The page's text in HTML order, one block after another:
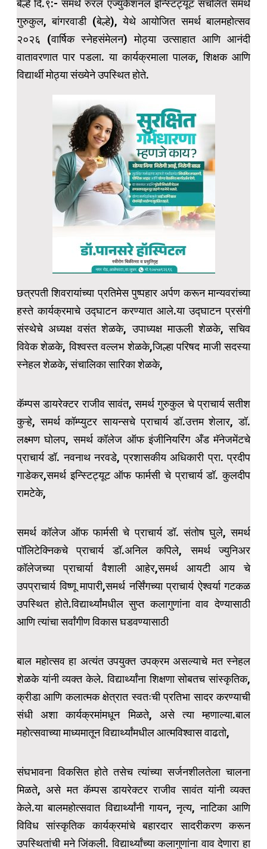
बेल्हे दि.९:- समर्थ रुरल एज्युकेशनल इन्स्टिट्यूट संचलित समर्थ
गुरुकुल, बांगरवाडी (बेल्हे), येथे आयोजित समर्थ बालमहोत्सव
२०२६ (वार्षिक स्नेहसंमेलन) मोठ्या उत्साहात आणि आनंदी
वातावरणात पार पडला. या कार्यक्रमाला पालक, शिक्षक आणि
विद्यार्थी मोठ्या संख्येने उपस्थित होते.
छत्रपती शिवरायांच्या प्रतिमेस पुष्पहार अर्पण करून मान्यवरांच्या
हस्ते कार्यक्रमाचे उद्घाटन करण्यात आले.या उद्घाटन प्रसंगी
संस्थेचे अध्यक्ष वसंत शेळके, उपाध्यक्ष माऊली शेळके, सचिव
विवेक शेळके, विश्वस्त वल्लभ शेळके,जिल्हा परिषद माजी सदस्या
स्नेहल शेळके, संचालिका सारिका शेळके,
कॅम्पस डायरेक्टर राजीव सावंत, समर्थ गुरुकुल चे प्राचार्य सतीश
कुऱ्हे, समर्थ कॉम्प्युटर सायन्सचे प्राचार्य डॉ.उत्तम शेलार, डॉ.
लक्ष्मण घोलप, समर्थ कॉलेज ऑफ इंजीनियरिंग अँड मॅनेजमेंटचे
प्राचार्य डॉ. नवनाथ नरवडे, प्रशासकीय अधिकारी प्रा. प्रदीप
गाडेकर,समर्थ इन्स्टिट्यूट ऑफ फार्मसी चे प्राचार्य डॉ. कुलदीप
रामटेके,
समर्थ कॉलेज ऑफ फार्मसी चे प्राचार्य डॉ. संतोष घुले, समर्थ
पॉलिटेक्निकचे प्राचार्य डॉ.अनिल कपिले, समर्थ ज्युनिअर
कॉलेजच्या प्राचार्या वैशाली आहेर,समर्थ आयटी आय चे
उपप्राचार्य विष्णू मापारी,समर्थ नर्सिंगच्या प्राचार्य ऐश्वर्या गटकळ
उपस्थित होते.विद्यार्थ्यांमधील सुप्त कलागुणांना वाव देण्यासाठी
आणि त्यांचा सर्वांगीण विकास घडवण्यासाठी
बाल महोत्सव हा अत्यंत उपयुक्त उपक्रम असल्याचे मत स्नेहल
शेळके यांनी व्यक्त केले. विद्यार्थ्यांना शिक्षणा सोबतच सांस्कृतिक,
क्रीडा आणि कलात्मक क्षेत्रात स्वतःची प्रतिभा सादर करण्याची
संधी अशा कार्यक्रमांमधून मिळते, असे त्या म्हणाल्या.बाल
महोत्सवाच्या माध्यमातून विद्यार्थ्यांमधील आत्मविश्वास वाढतो,
संघभावना विकसित होते तसेच त्यांच्या सर्जनशीलतेला चालना
मिळते, असे मत कॅम्पस डायरेक्टर राजीव सावंत यांनी व्यक्त
केले.या बालमहोत्सवात विद्यार्थ्यांनी गायन, नृत्य, नाटिका आणि
विविध सांस्कृतिक कार्यक्रमांचे बहारदार सादरीकरण करून
उपस्थितांची मने जिंकली. विद्यार्थ्यांच्या कलागुणांना वाव देणारा हा